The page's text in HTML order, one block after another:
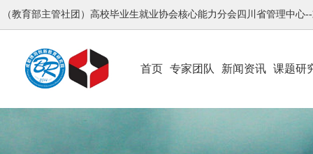
（教育部主管社团）高校毕业生就业协会核心能力分会四川省管理中心
首页 专家团队 新闻资讯 课题研